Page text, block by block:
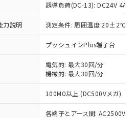
誘導負荷(DC-13): DC24V 4A/
力説明 測定条件: 周囲温度 20±2℃、
プッシュインPlus端子台
電気的: 最大30回/分
機械的: 最大30回/分
100MΩ以上 (DC500Vメガ)
各端子とアース間: AC2500V
みいただき、同意のうえ
は、当社制御機器事業取扱
在庫状況および標準価格
供させていただくもので
器事業取扱商品の中には、
の対象外となる商品もある
RoHS指令（10物質）の
商品で、対応品を出す予
RoHS指令（10物質）の
を調査中または確認中の
のない商品です。
より、非含有部品として
品と判明した場合などや
材料含有率が中国RoHSの
ことを示します。
材料含有率が中国RoHSの
ることを示します。
れら貴社製品のうち、外国